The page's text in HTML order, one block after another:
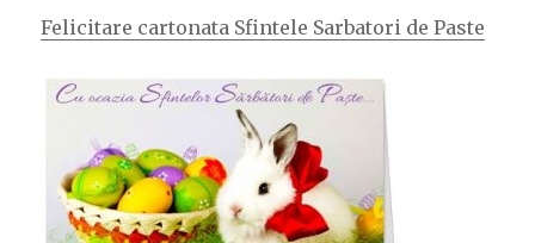
Felicitare cartonata Sfintele Sarbatori de Paste